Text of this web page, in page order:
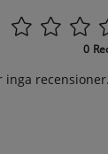
0
inga recensioner.